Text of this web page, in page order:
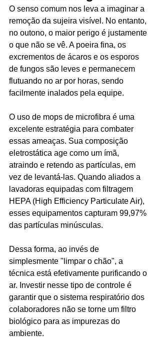
O senso comum nos leva a imaginar a
remoção da sujeira visível. No entanto,
no outono, o maior perigo é justamente
o que não se vê. A poeira fina, os
excrementos de ácaros e os esporos
de fungos são leves e permanecem
flutuando no ar por horas, sendo
facilmente inalados pela equipe.
O uso de mops de microfibra é uma
excelente estratégia para combater
essas ameaças. Sua composição
eletrostática age como um ímã,
atraindo e retendo as partículas, em
vez de levantá-las. Quando aliados a
lavadoras equipadas com filtragem
HEPA (High Efficiency Particulate Air),
esses equipamentos capturam 99,97%
das partículas minúsculas.
Dessa forma, ao invés de
simplesmente "limpar o chão", a
técnica está efetivamente purificando o
ar. Investir nesse tipo de controle é
garantir que o sistema respiratório dos
colaboradores não se torne um filtro
biológico para as impurezas do
ambiente.